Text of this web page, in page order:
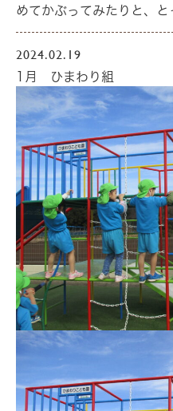
めてかぶってみたりと、と
2024.02.19
1月 ひまわり組